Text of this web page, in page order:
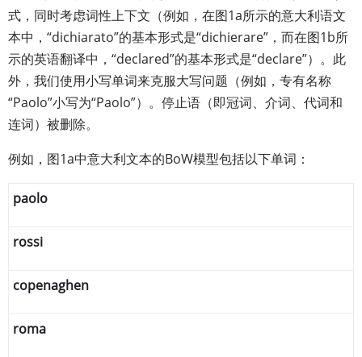
式，同时考虑词性上下文（例如，在图1a所示的意大利语文
本中，“dichiarato”的基本形式是“dichierare”，而在图1b所
示的英语翻译中，“declared”的基本形式是“declare”）。此
外，我们使用小写单词来克服大写问题（例如，专有名称
“Paolo”小写为“Paolo”）。停止语（即冠词、介词、代词和
连词）被删除。
例如，图1a中意大利文本的BoW模型包括以下单词：
paolo
rossi
copenaghen
roma